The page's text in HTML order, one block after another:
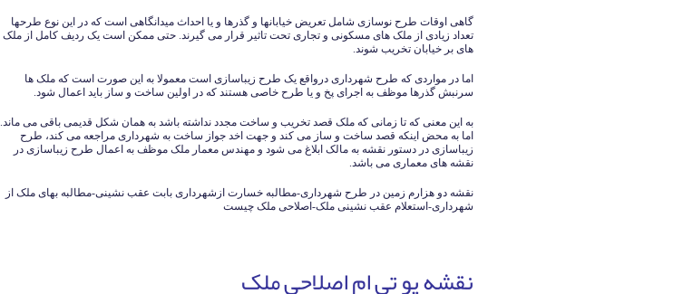
گاهی اوقات طرح نوسازی شامل تعریض خیابانها و گذرها و یا احداث میدانگاهی است که در این نوع طرحها
تعداد زیادی از ملک های مسکونی و تجاری تحت تاثیر قرار می گیرند. حتی ممکن است یک ردیف کامل از ملک
های بر خیابان تخریب شوند.
اما در مواردی که طرح شهرداری درواقع یک طرح زیباسازی است معمولا به این صورت است که ملک ها
سرنبش گذرها موظف به اجرای پخ و یا طرح خاصی هستند که در اولین ساخت و ساز باید اعمال شود.
به این معنی که تا زمانی که ملک قصد تخریب و ساخت مجدد نداشته باشد به همان شکل قدیمی باقی می ماند.
اما به محض اینکه قصد ساخت و ساز می کند و جهت اخد جواز ساخت به شهرداری مراجعه می کند، طرح
زیباسازی در دستور نقشه به مالک ابلاغ می شود و مهندس معمار ملک موظف به اعمال طرح زیباسازی در
نقشه های معماری می باشد.
نقشه دو هزارم زمین در طرح شهرداری-مطالبه خسارت ازشهرداری بابت عقب نشینی-مطالبه بهای ملک از
شهرداری-استعلام عقب نشینی ملک-اصلاحی ملک چیست
نقشه یو تی ام اصلاحی ملک